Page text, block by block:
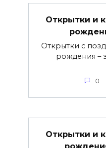
Открытки и
Открытки с
рождения –
0
Открытки и